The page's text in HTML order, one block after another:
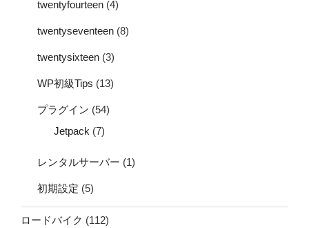
twentyfourteen (4)
twentyseventeen (8)
twentysixteen (3)
WP初級Tips (13)
プラグイン (54)
Jetpack (7)
レンタルサーバー (1)
初期設定 (5)
ロードバイク (112)